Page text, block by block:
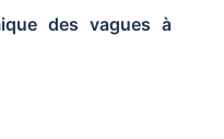
des vagues à